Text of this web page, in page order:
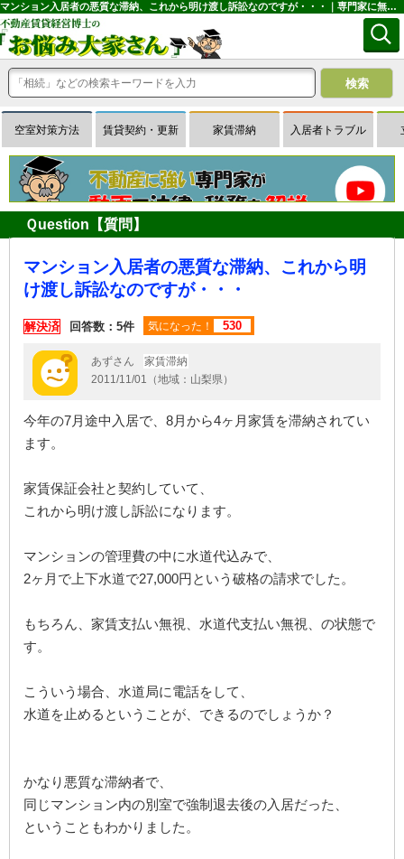
マンション入居者の悪質な滞納、これから明け渡し訴訟なのですが・・・｜専門家に無料相談できる賃貸経営Ｑ＆Ａサイトはお悩み大家さん
空室対策方法 賃貸契約・更新 家賃滞納 入居者トラブル
Ｑuestion【質問】
マンション入居者の悪質な滞納、これから明
け渡し訴訟なのですが・・・
解決済 回答数：5件 気になった！ 530
あずさん
家賃滞納
2011/11/01（地域：山梨県）
今年の7月途中入居で、8月から4ヶ月家賃を滞納されてい
ます。
家賃保証会社と契約していて、
これから明け渡し訴訟になります。
マンションの管理費の中に水道代込みで、
2ヶ月で上下水道で27,000円という破格の請求でした。
もちろん、家賃支払い無視、水道代支払い無視、の状態で
す。
こういう場合、水道局に電話をして、
水道を止めるということが、できるのでしょうか？
かなり悪質な滞納者で、
同じマンション内の別室で強制退去後の入居だった、
ということもわかりました。